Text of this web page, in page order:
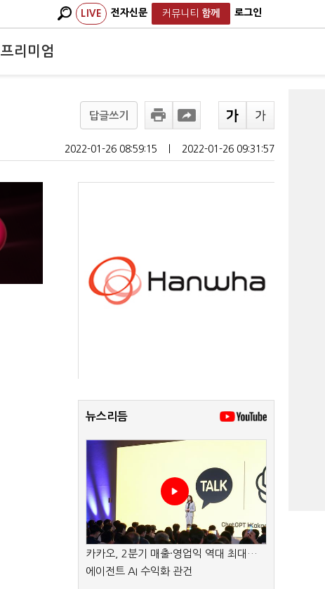
LIVE 전자신문 커뮤니티 함께 로그인
프리미엄
답글쓰기
2022-01-26 08:59:15 2022-01-26 09:31:57
뉴스리듬
카카오, 2분기 매출·영업익 역대 최대…
에이전트 AI 수익화 관건